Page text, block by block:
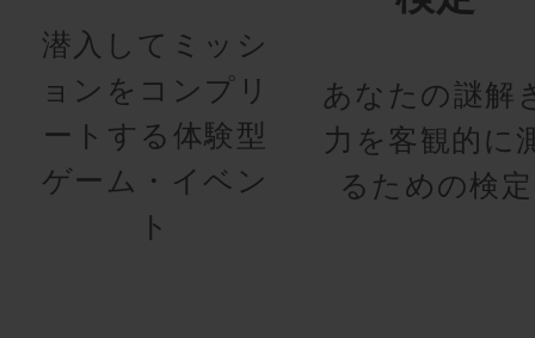
潜入してミッシ
ョンをコンプリ
ートする体験型
ゲーム・イベン
ト
あなたの謎解
力を客観的に
るための検定